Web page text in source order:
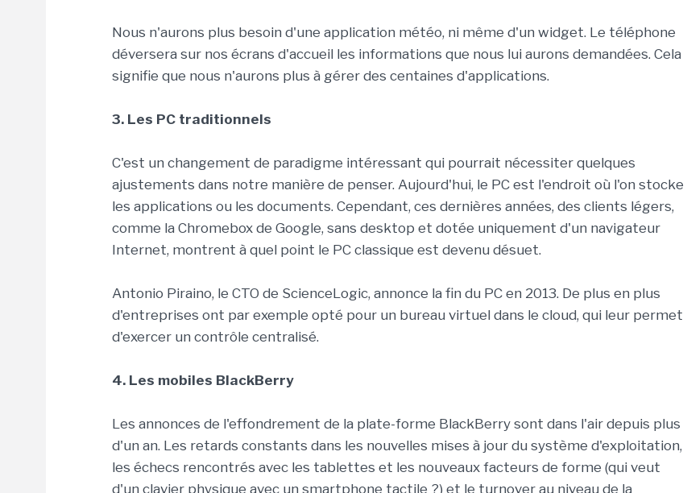
Nous n'aurons plus besoin d'une application météo, ni même d'un widget. Le téléphone
déversera sur nos écrans d'accueil les informations que nous lui aurons demandées. Cela
signifie que nous n'aurons plus à gérer des centaines d'applications.
3. Les PC traditionnels
C'est un changement de paradigme intéressant qui pourrait nécessiter quelques
ajustements dans notre manière de penser. Aujourd'hui, le PC est l'endroit où l'on stocke
les applications ou les documents. Cependant, ces dernières années, des clients légers,
comme la Chromebox de Google, sans desktop et dotée uniquement d'un navigateur
Internet, montrent à quel point le PC classique est devenu désuet.
Antonio Piraino, le CTO de ScienceLogic, annonce la fin du PC en 2013. De plus en plus
d'entreprises ont par exemple opté pour un bureau virtuel dans le cloud, qui leur permet
d'exercer un contrôle centralisé.
4. Les mobiles BlackBerry
Les annonces de l'effondrement de la plate-forme BlackBerry sont dans l'air depuis plus
d'un an. Les retards constants dans les nouvelles mises à jour du système d'exploitation,
les échecs rencontrés avec les tablettes et les nouveaux facteurs de forme (qui veut
d'un clavier physique avec un smartphone tactile ?) et le turnover au niveau de la